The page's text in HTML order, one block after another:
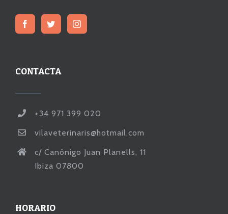
CONTACTA
+34 971 399 020
vilaveterinaris@hotmail.com
c/ Canónigo Juan Planells, 11
Ibiza 07800
HORARIO